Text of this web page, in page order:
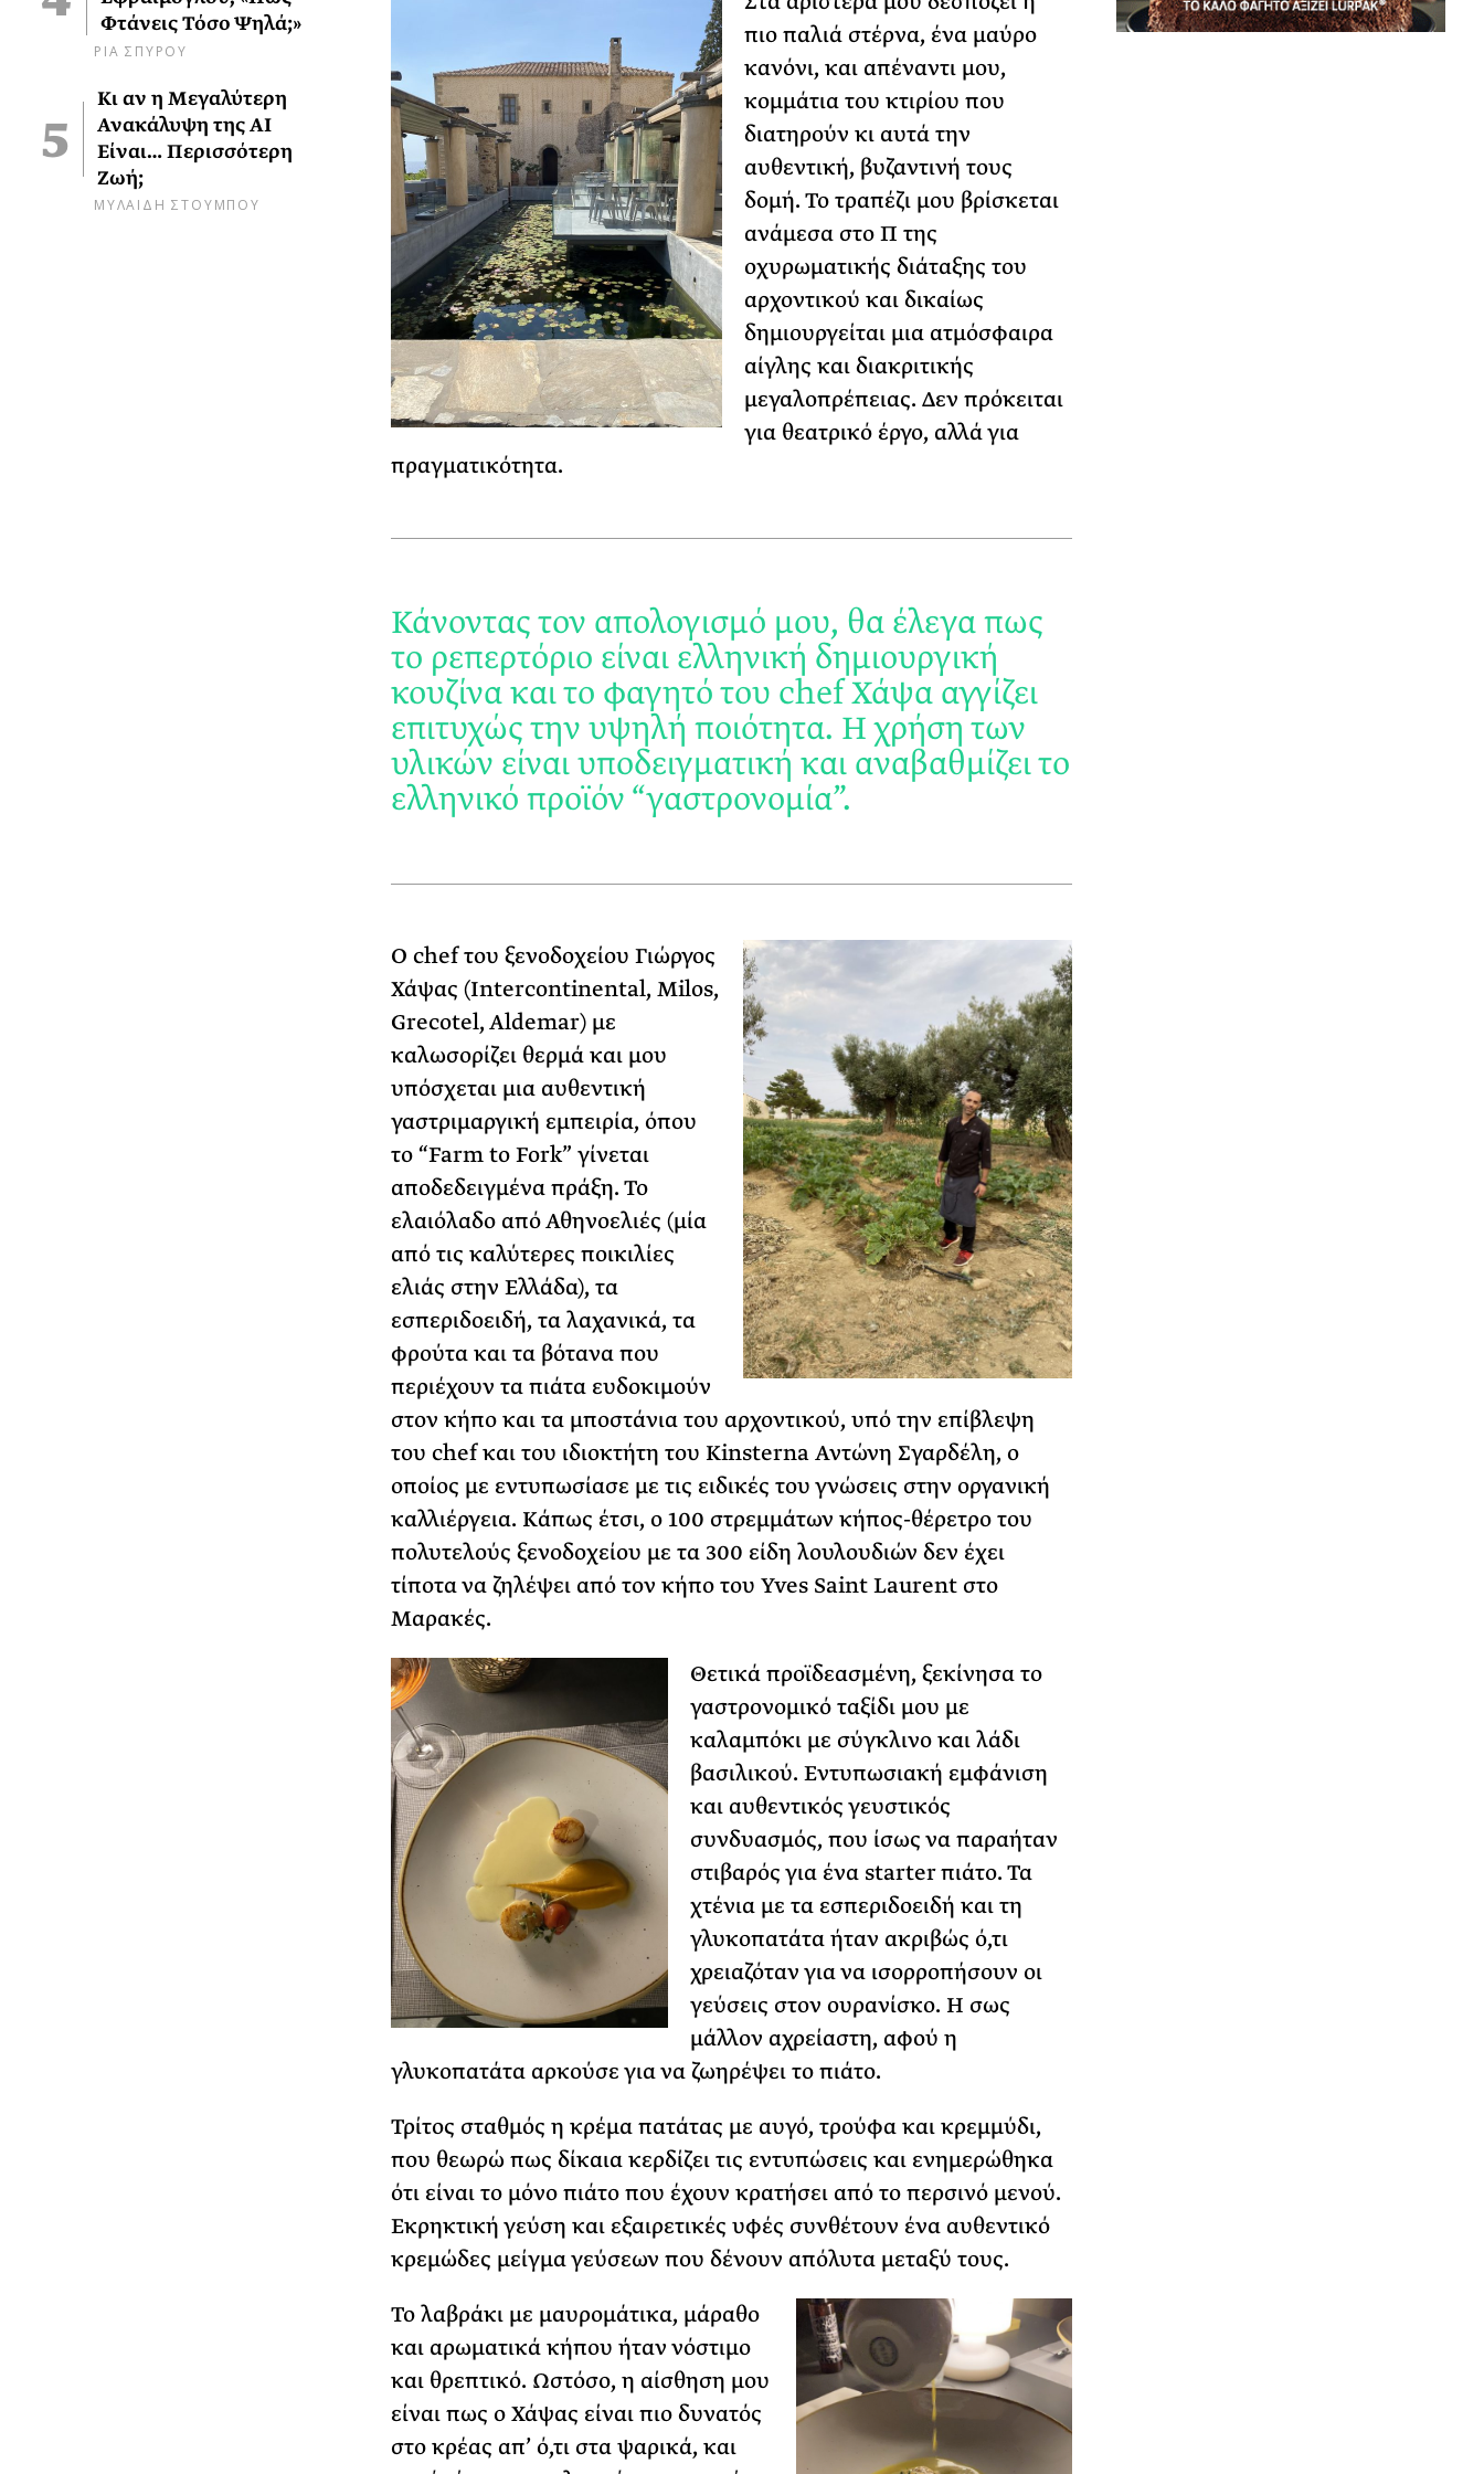
Φτάνεις Τόσο Ψηλά;»
ΡΙΑ ΣΠΥΡΟΥ
Κι αν η Μεγαλύτερη
Ανακάλυψη της AI
Είναι… Περισσότερη
Ζωή;
ΜΥΛΑΙΔΗ ΣΤΟΥΜΠΟΥ
πιο παλιά στέρνα, ένα μαύρο
κανόνι, και απέναντι μου,
κομμάτια του κτιρίου που
διατηρούν κι αυτά την
αυθεντική, βυζαντινή τους
δομή. Το τραπέζι μου βρίσκεται
ανάμεσα στο Π της
οχυρωματικής διάταξης του
αρχοντικού και δικαίως
δημιουργείται μια ατμόσφαιρα
αίγλης και διακριτικής
μεγαλοπρέπειας. Δεν πρόκειται
για θεατρικό έργο, αλλά για
πραγματικότητα.
Κάνοντας τον απολογισμό μου, θα έλεγα πως
το ρεπερτόριο είναι ελληνική δημιουργική
κουζίνα και το φαγητό του chef Χάψα αγγίζει
επιτυχώς την υψηλή ποιότητα. Η χρήση των
υλικών είναι υποδειγματική και αναβαθμίζει το
ελληνικό προϊόν “γαστρονομία”.
Ο chef του ξενοδοχείου Γιώργος
Χάψας (Intercontinental, Milos,
Grecotel, Aldemar) με
καλωσορίζει θερμά και μου
υπόσχεται μια αυθεντική
γαστριμαργική εμπειρία, όπου
το “Farm to Fork” γίνεται
αποδεδειγμένα πράξη. Το
ελαιόλαδο από Αθηνοελιές (μία
από τις καλύτερες ποικιλίες
ελιάς στην Ελλάδα), τα
εσπεριδοειδή, τα λαχανικά, τα
φρούτα και τα βότανα που
περιέχουν τα πιάτα ευδοκιμούν
στον κήπο και τα μποστάνια του αρχοντικού, υπό την επίβλεψη
του chef και του ιδιοκτήτη του Kinsterna Αντώνη Σγαρδέλη, ο
οποίος με εντυπωσίασε με τις ειδικές του γνώσεις στην οργανική
καλλιέργεια. Κάπως έτσι, ο 100 στρεμμάτων κήπος-θέρετρο του
πολυτελούς ξενοδοχείου με τα 300 είδη λουλουδιών δεν έχει
τίποτα να ζηλέψει από τον κήπο του Yves Saint Laurent στο
Μαρακές.
Θετικά προϊδεασμένη, ξεκίνησα το
γαστρονομικό ταξίδι μου με
καλαμπόκι με σύγκλινο και λάδι
βασιλικού. Εντυπωσιακή εμφάνιση
και αυθεντικός γευστικός
συνδυασμός, που ίσως να παραήταν
στιβαρός για ένα starter πιάτο. Τα
χτένια με τα εσπεριδοειδή και τη
γλυκοπατάτα ήταν ακριβώς ό,τι
χρειαζόταν για να ισορροπήσουν οι
γεύσεις στον ουρανίσκο. Η σως
μάλλον αχρείαστη, αφού η
γλυκοπατάτα αρκούσε για να ζωηρέψει το πιάτο.
Τρίτος σταθμός η κρέμα πατάτας με αυγό, τρούφα και κρεμμύδι,
που θεωρώ πως δίκαια κερδίζει τις εντυπώσεις και ενημερώθηκα
ότι είναι το μόνο πιάτο που έχουν κρατήσει από το περσινό μενού.
Εκρηκτική γεύση και εξαιρετικές υφές συνθέτουν ένα αυθεντικό
κρεμώδες μείγμα γεύσεων που δένουν απόλυτα μεταξύ τους.
Το λαβράκι με μαυρομάτικα, μάραθο
και αρωματικά κήπου ήταν νόστιμο
και θρεπτικό. Ωστόσο, η αίσθηση μου
είναι πως ο Χάψας είναι πιο δυνατός
στο κρέας απ’ ό,τι στα ψαρικά, και